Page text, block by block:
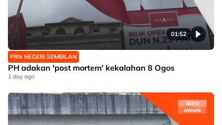
01:52
PRN NEGERI SEMBILAN
PH adakan 'post mortem' kekalahan 8 Ogos
1 day ago